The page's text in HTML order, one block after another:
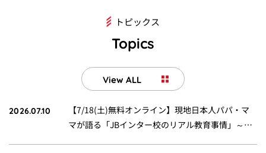
トピックス
Topics
View ALL
2026.07.10
【7/18(土)無料オンライン】現地日本人パパ・マ
マが語る「JBインター校のリアル教育事情」～学